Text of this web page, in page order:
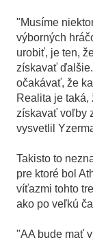
"Musíme
výborných
urobiť, je ten,
získavať
očakávať, že
Realita je taká,
získavať voľby
vysvetlil
Takisto to
pre ktoré bol
víťazmi tohto
ako po veľkú
"AA bude mať